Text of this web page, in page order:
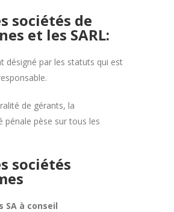
sociétés de
et les SARL:
désigné par les statuts qui est
de gérants, la
pénale pèse sur tous les
sociétés
SA à conseil